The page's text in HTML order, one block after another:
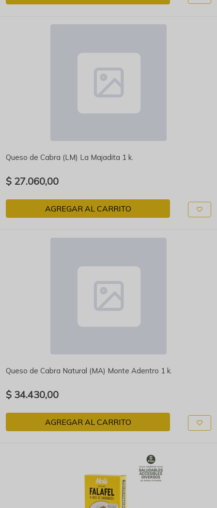
Queso de Cabra (LM) La Majadita 1 k.
$ 27.060,00
AGREGAR AL CARRITO
Queso de Cabra Natural (MA) Monte Adentro 1 k.
$ 34.430,00
AGREGAR AL CARRITO